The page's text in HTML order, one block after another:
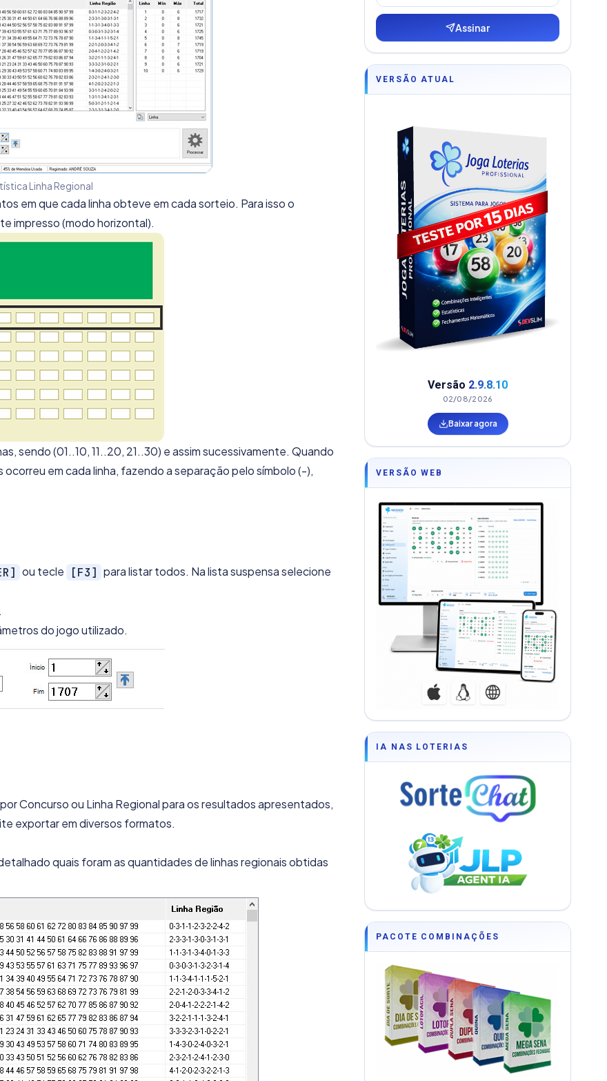
Linha Regional
em que cada linha obteve em cada sorteio. Para isso o
impresso (modo horizontal).
sendo (01..10, 11..20, 21..30) e assim sucessivamente. Quando
em cada linha, fazendo a separação pelo símbolo (-),
ou tecle [F3] para listar todos. Na lista suspensa selecione
do jogo utilizado.
Concurso ou Linha Regional para os resultados apresentados,
exportar em diversos formatos.
quais foram as quantidades de linhas regionais obtidas
Assinar
VERSÃO ATUAL
Versão 2.9.8.10
02/08/2026
Baixar agora
VERSÃO WEB
IA NAS LOTERIAS
PACOTE COMBINAÇÕES